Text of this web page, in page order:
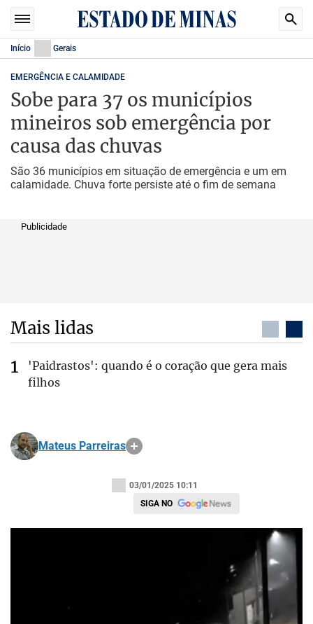
Início Gerais
EMERGÊNCIA E CALAMIDADE
Sobe para 37 os municípios
mineiros sob emergência por
causa das chuvas
São 36 municípios em situação de emergência e um em
calamidade. Chuva forte persiste até o fim de semana
Publicidade
Mais lidas
'Paidrastos': quando é o coração que gera mais
filhos
Mateus Parreiras
03/01/2025 10:11
SIGA NO